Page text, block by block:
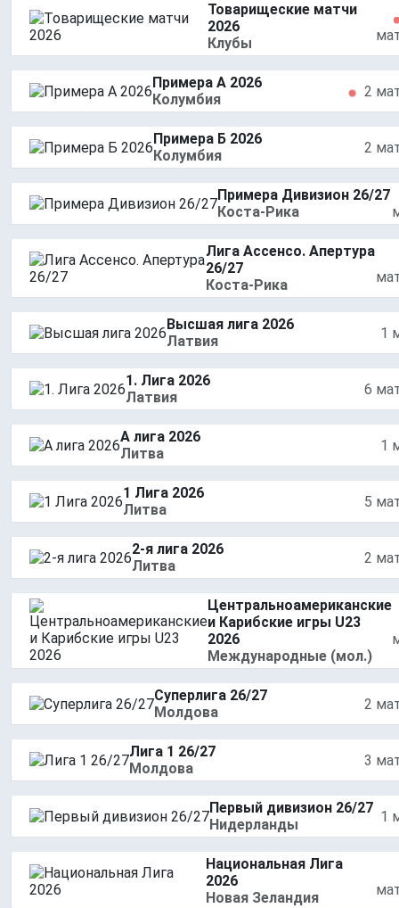
Товарищеские матчи
2026
Клубы
Примера A 2026
Колумбия
2
Примера Б 2026
Колумбия
2
Примера Дивизион 26/27
Коста-Рика
Лига Ассенсо. Апертура
26/27
Коста-Рика
Высшая лига 2026
Латвия
1
1. Лига 2026
Латвия
6
А лига 2026
Литва
1
1 Лига 2026
Литва
5
2-я лига 2026
Литва
2
Центральноамериканские
и Карибские игры U23
2026
Международные (мол.)
Суперлига 26/27
Молдова
2
Лига 1 26/27
Молдова
3
Первый дивизион 26/27
Нидерланды
1
Национальная Лига
2026
Новая Зеландия